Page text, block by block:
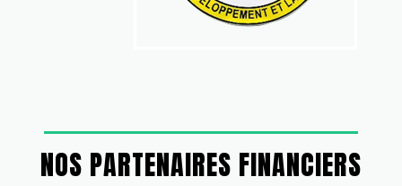
NOS PARTENAIRES FINANCIERS